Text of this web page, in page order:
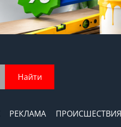
Найти
РЕКЛАМА ПРОИСШЕСТВИЯ